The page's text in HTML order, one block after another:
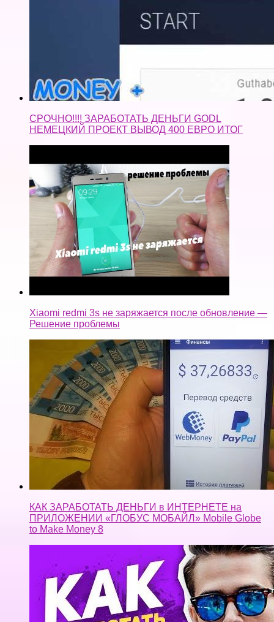
СРОЧНО!!!! ЗАРАБОТАТЬ ДЕНЬГИ GODL
НЕМЕЦКИЙ ПРОЕКТ ВЫВОД 400 ЕВРО ИТОГ
Xiaomi redmi 3s не заряжается после обновление —
Решение проблемы
КАК ЗАРАБОТАТЬ ДЕНЬГИ в ИНТЕРНЕТЕ на
ПРИЛОЖЕНИИ «ГЛОБУС МОБАЙЛ» Mobile Globe
to Make Money 8